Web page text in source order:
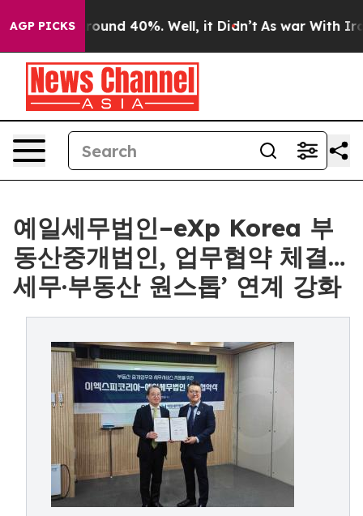
AGP PICKS
Floor Around 40%. Well, it Didn’t As war With Iran
예일세무법인–eXp Korea 부
동산중개법인, 업무협약 체결…
세무·부동산 원스톱’ 연계 강화